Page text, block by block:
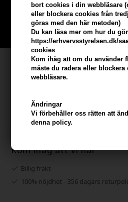
bort cookies i din webbläsare
eller blockera cookies från
göras med den här metoden)
Du kan läsa mer om hur du
https://erhvervsstyrelsen.dk/
cookies
Kom ihåg att om du använder
måste du radera eller blockera
webbläsare.
Ändringar
Vi förbehåller oss rätten att
denna policy.
Bli en del av vår kundklubb gratis och
BLI EN GRATIS MEDLEM HÄR
Kundservice
DK-7800 Skive
info@hair247.se
Kom ihåg att vi har
Billig frakt
100% nöjdhet - 356 dagars